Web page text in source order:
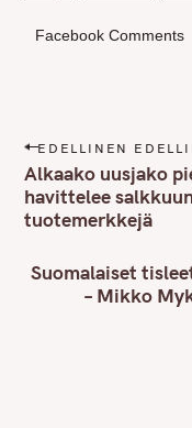
Facebook Comments
P
o
s
t
a
EDELLINEN
Alkaako uusjako
havittelee
tuotemerkkejä
Suomalaiset
– Mikko